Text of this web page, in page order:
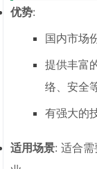
优势:
国内市场
提供丰富
络、安全
有强大的
适用场景: 适合